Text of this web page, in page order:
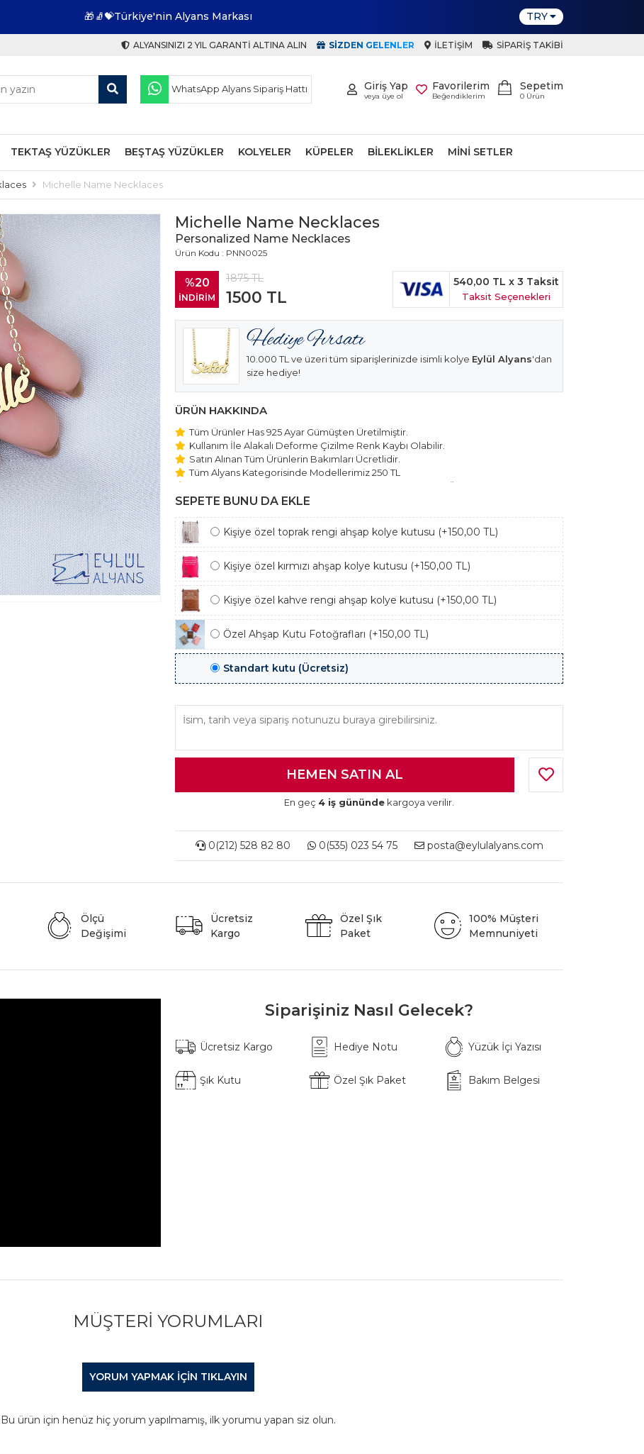
🎁🧦💝Türkiye'nin Alyans Markası TRY
ALYANSINIZI 2 YIL GARANTI ALTINA ALIN SIZDEN GELENLER İLETIŞIM SIPARIŞ TAKIBI
Sepetim
0 Ürün
Favorilerim
Beğendiklerim
Giriş Yap
veya üye ol
WhatsApp Alyans Sipariş Hattı
TEKTAŞ YÜZÜKLER BEŞTAŞ YÜZÜKLER KOLYELER KÜPELER BILEKLIKLER MINI SETLER
Michelle Name Necklaces
Michelle Name Necklaces
Personalized Name Necklaces
Ürün Kodu : PNN0025
%20
İNDİRİM
1875TL
1500 TL
540,00 TL x 3 Taksit
Taksit Seçenekleri
10.000 TL ve üzeri tüm siparişlerinizde isimli kolye Eylül Alyans'dan
size hediye!
ÜRÜN HAKKINDA
Tüm Ürünler Has 925 Ayar Gümüşten Üretilmiştir.
Kullanım İle Alakalı Deforme Çizilme Renk Kaybı Olabilir.
Satın Alınan Tüm Ürünlerin Bakımları Ücretlidir.
Tüm Alyans Kategorisinde Modellerimiz 250 TL
Beştaş Tektaş Kolye ve Bileklik Modellerimiz 150 TL Sabit Ücret ile Hareket
Edilmektedir.
SEPETE BUNU DA EKLE
Kişiye özel toprak rengi ahşap kolye kutusu (+150,00 TL)
Kişiye özel kırmızı ahşap kolye kutusu (+150,00 TL)
Kişiye özel kahve rengi ahşap kolye kutusu (+150,00 TL)
Özel Ahşap Kutu Fotoğrafları (+150,00 TL)
Standart kutu (Ücretsiz)
En geç 4 iş gününde kargoya verilir.
0(212) 528 82 80 0(535) 023 54 75 posta@eylulalyans.com
Ölçü
Değişimi
Ücretsiz
Kargo
Özel Şık
Paket
100% Müşteri
Memnuniyeti
Siparişiniz Nasıl Gelecek?
Ücretsiz Kargo Hediye Notu Yüzük İçi Yazısı
Şık Kutu Özel Şık Paket Bakım Belgesi
MÜŞTERI YORUMLARI
YORUM YAPMAK IÇIN TIKLAYIN
Bu ürün için henüz hiç yorum yapılmamış, ilk yorumu yapan siz olun.